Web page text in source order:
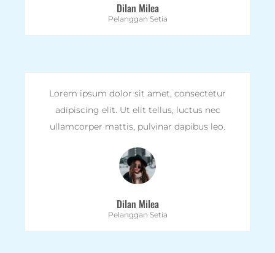
Dilan Milea
Pelanggan Setia
Lorem ipsum dolor sit amet, consectetur
adipiscing elit. Ut elit tellus, luctus nec
ullamcorper mattis, pulvinar dapibus leo.
Dilan Milea
Pelanggan Setia